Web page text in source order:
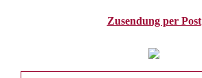
Zusendung per Post